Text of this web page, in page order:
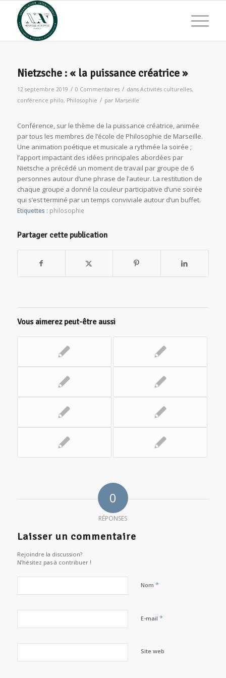
Nietzsche : « la puissance créatrice »
12 septembre 2019 / 0 Commentaires / dans Activités culturelles,
conférence philo, Philosophie / par Marseille
Conférence, sur le thème de la puissance créatrice, animée
par tous les membres de l’école de Philosophie de Marseille.
Une animation poétique et musicale a rythmée la soirée ;
l’apport impactant des idées principales abordées par
Nietsche a précédé un moment de travail par groupe de 6
personnes autour d’une phrase de l’auteur. La restitution de
chaque groupe a donné la couleur participative d’une soirée
qui s’est terminé par un temps conviviale autour d’un buffet.
Etiquettes : philosophie
Partager cette publication
Vous aimerez peut-être aussi
0
RÉPONSES
Laisser un commentaire
Rejoindre la discussion?
N’hésitez pas à contribuer !
Nom *
E-mail *
Site web